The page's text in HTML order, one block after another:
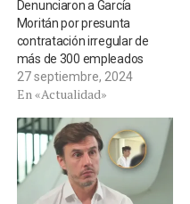
Denunciaron a García
Moritán por presunta
contratación irregular de
más de 300 empleados
27 septiembre, 2024
En «Actualidad»